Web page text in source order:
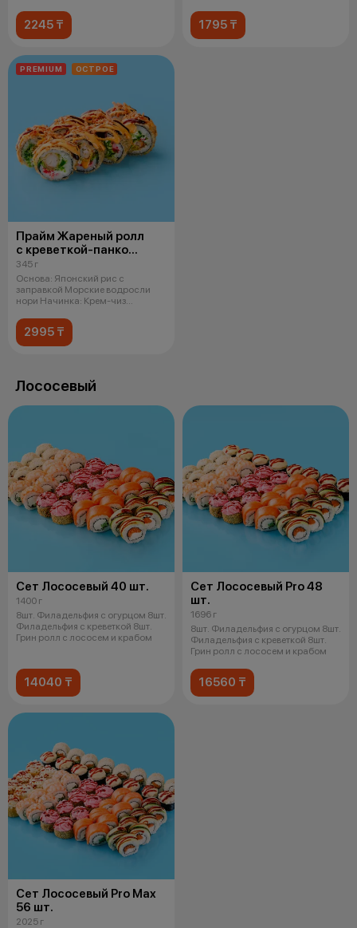
2245 ₸ 1795 ₸
PREMIUM ОСТРОЕ
Прайм Жареный ролл
с креветкой-панко
и чукой
345 г
Основа: Японский рис с
заправкой Морские водросли
нори Начинка: Крем-чиз
2995 ₸
Лососевый
Сет Лососевый 40 шт.
1400 г
8шт. Филадельфия с огурцом 8шт.
Филадельфия с креветкой 8шт.
Грин ролл с лососем и крабом
14040 ₸
Сет Лососевый Pro 48
шт.
1696 г
8шт. Филадельфия с огурцом 8шт.
Филадельфия с креветкой 8шт.
Грин ролл с лососем и крабом
16560 ₸
Сет Лососевый Pro Max
56 шт.
2025 г